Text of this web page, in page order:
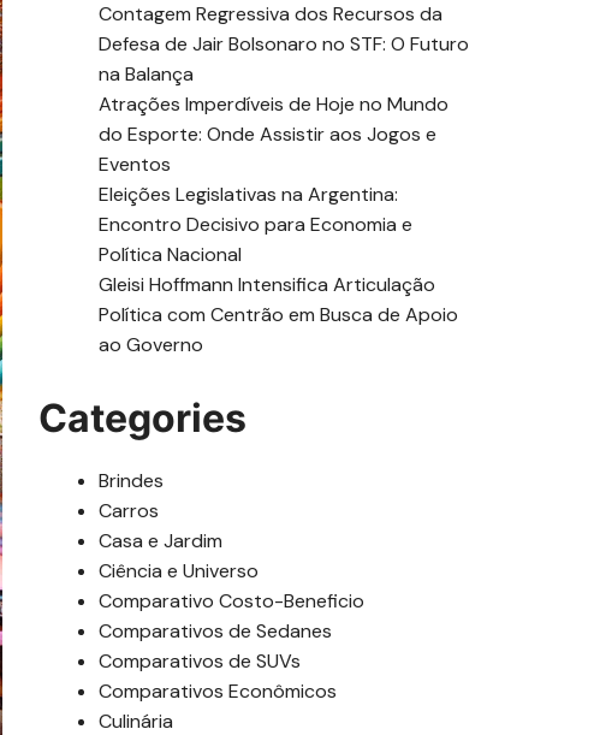
Contagem Regressiva dos Recursos da
Defesa de Jair Bolsonaro no STF: O Futuro
na Balança
Atrações Imperdíveis de Hoje no Mundo
do Esporte: Onde Assistir aos Jogos e
Eventos
Eleições Legislativas na Argentina:
Encontro Decisivo para Economia e
Política Nacional
Gleisi Hoffmann Intensifica Articulação
Política com Centrão em Busca de Apoio
ao Governo
Categories
Brindes
Carros
Casa e Jardim
Ciência e Universo
Comparativo Costo-Beneficio
Comparativos de Sedanes
Comparativos de SUVs
Comparativos Econômicos
Culinária